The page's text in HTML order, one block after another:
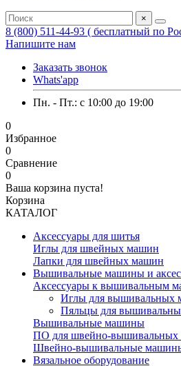
×
8 (800) 511-44-93 ( бесплатный по
Напишите нам
Заказать звонок
Whats'app
Пн. - Пт.: c 10:00 до 19:00
0
Избранное
0
Сравнение
0
Ваша корзина пуста!
Корзина
КАТАЛОГ
Аксессуары для шитья
Иглы для швейных машин
Лапки для швейных машин
Вышивальные машины и
Аксессуары к вышивальным
Иглы для вышивальных
Пяльцы для
Вышивальные машины
ПО для швейно-
Швейно-вышивальные
Вязальное оборудование